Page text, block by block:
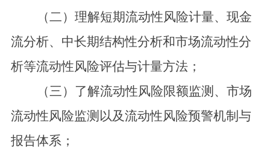
（二）理解短期流动性风险计量、现金
流分析、中长期结构性分析和市场流动性分
析等流动性风险评估与计量方法；
（三）了解流动性风险限额监测、市场
流动性风险监测以及流动性风险预警机制与
报告体系；